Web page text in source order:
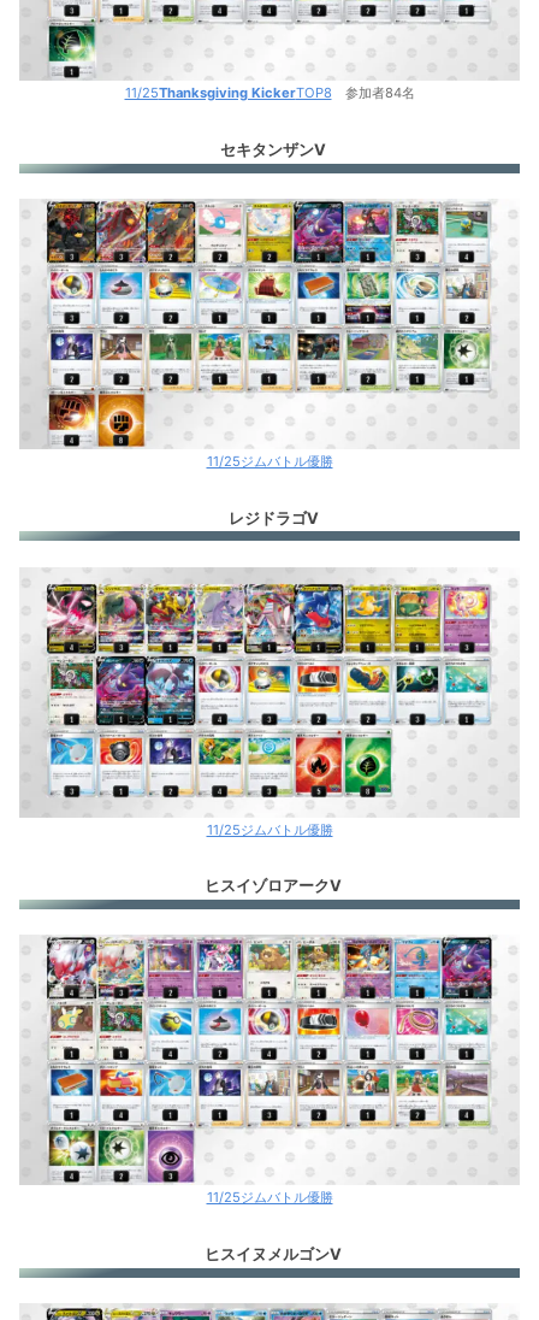
11/25Thanksgiving KickerTOP8 参加者84名
セキタンザンV
11/25ジムバトル優勝
レジドラゴV
11/25ジムバトル優勝
ヒスイゾロアークV
11/25ジムバトル優勝
ヒスイヌメルゴンV